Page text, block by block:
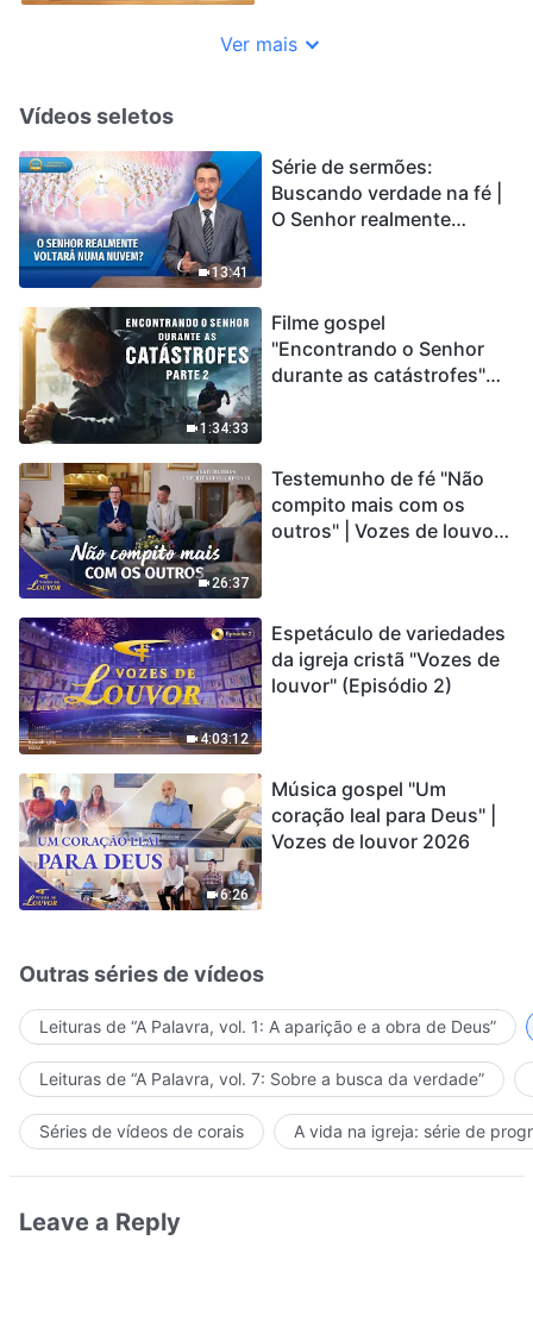
Ver mais
Vídeos seletos
13:41
Série de sermões:
Buscando verdade na fé |
O Senhor realmente
1:34:33
Filme gospel
"Encontrando o Senhor
durante as catástrofes"
catástrofes ccontecem, a
humanidade está
entrando em contagem
26:37
Testemunho de fé "Não
compito mais com os
outros" | Vozes de louvor
4:03:12
Espetáculo de variedades
da igreja cristã "Vozes de
louvor" (Episódio 2)
6:26
Música gospel "Um
coração leal para Deus" |
Vozes de louvor 2026
Outras séries de vídeos
Leituras de “A Palavra, vol. 1: A aparição e a obra de Deus”
Leituras de “A Palavra, vol. 7: Sobre a busca da verdade”
Séries de vídeos de corais A vida na igreja: série de
Leave a Reply